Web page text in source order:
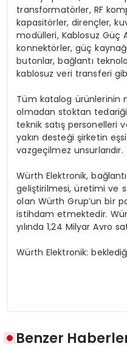
transformatörler, RF
kapasitörler, dirençler,
modülleri, Kablosuz Güç
konnektörler, güç
butonlar, bağlantı
kablosuz veri transferi
Tüm katalog ürünlerinin
olmadan stoktan
teknik satış personelleri
yakın desteği şirketin
vazgeçilmez unsurlarıdır.
Würth Elektronik,
geliştirilmesi, üretimi ve
olan Würth Grup’un bir
istihdam etmektedir.
yılında 1,24 Milyar Avro
Würth Elektronik:
Benzer